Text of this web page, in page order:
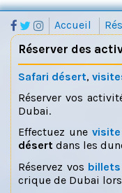
Accueil
Réserver des
Safari désert,
Réserver vos
Dubai.
Effectuez une
désert dans les
Réservez vos billets
crique de Dubai